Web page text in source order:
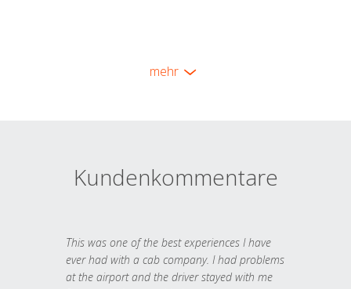
mehr
Kundenkommentare
This was one of the best experiences I have
ever had with a cab company. I had problems
at the airport and the driver stayed with me